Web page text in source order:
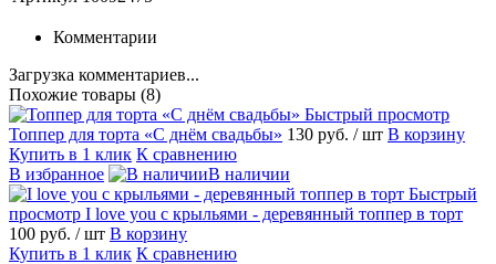
Комментарии
Загрузка комментариев...
Похожие товары (8)
Быстрый просмотр
Топпер для торта «С днём свадьбы» 130 руб. / шт В корзину
Купить в 1 клик К сравнению
В избранное
В наличии
Быстрый
просмотр I love you с крыльями - деревянный топпер в торт
100 руб. / шт В корзину
Купить в 1 клик К сравнению